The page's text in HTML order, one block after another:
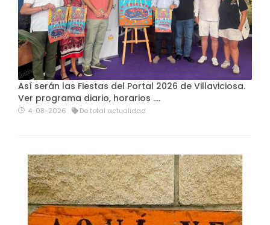
Así serán las Fiestas del Portal 2026 de Villaviciosa.
Ver programa diario, horarios ….
4-08-2026 De total actualidad